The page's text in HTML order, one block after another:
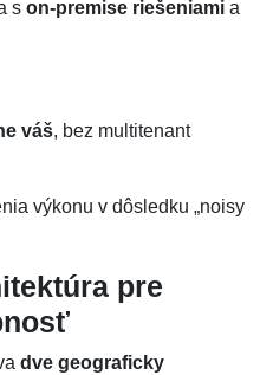
s on-premise riešeniami a
váš, bez multitenant
výkonu v dôsledku „noisy
pre
dve geograficky